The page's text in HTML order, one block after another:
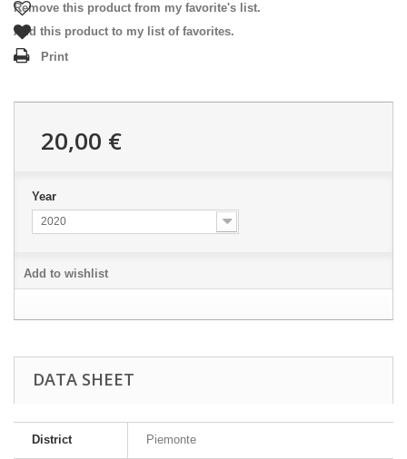
Remove this product from my favorite's list.
Add this product to my list of favorites.
Print
20,00 €
Year
2020
Add to wishlist
DATA SHEET
District Piemonte